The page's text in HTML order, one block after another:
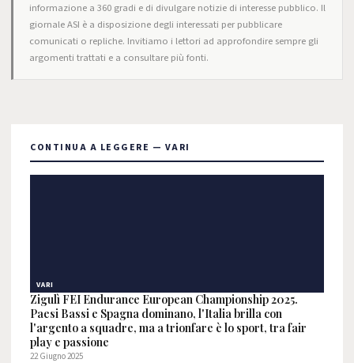
informazione a 360 gradi e di divulgare notizie di interesse pubblico. Il
giornale ASI è a disposizione degli interessati per pubblicare
comunicati o repliche. Invitiamo i lettori ad approfondire sempre gli
argomenti trattati e a consultare più fonti.
CONTINUA A LEGGERE — VARI
VARI
Zigulì FEI Endurance European Championship 2025.
Paesi Bassi e Spagna dominano, l'Italia brilla con
l'argento a squadre, ma a trionfare è lo sport, tra fair
play e passione
22 Giugno 2025